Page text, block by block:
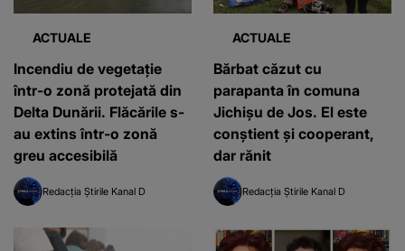
ACTUALE
Incendiu de vegetație
într-o zonă protejată din
Delta Dunării. Flăcările s-
au extins într-o zonă
greu accesibilă
Redacția Știrile Kanal D
ACTUALE
Bărbat căzut cu
parapanta în comuna
Jichişu de Jos. El este
conştient şi cooperant,
dar rănit
Redacția Știrile Kanal D